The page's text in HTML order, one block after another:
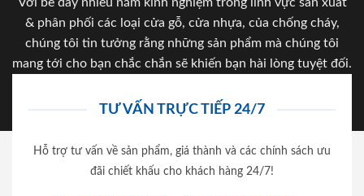
Với bề dày nhiều năm kinh nghiệm trong lĩnh vực sản xuất
& phân phối các loại cửa gỗ, cửa nhựa, của chống cháy,
chúng tôi tin tưởng rằng những sản phẩm mà chúng tôi
mang tới cho bạn chắc chắn sẽ khiến bạn hài lòng tuyệt đối.
TƯ VẤN TRỰC TIẾP 24/7
Hỗ trợ tư vấn về sản phẩm, giá thành và các chính sách ưu
đãi chiết khấu cho khách hàng 24/7!